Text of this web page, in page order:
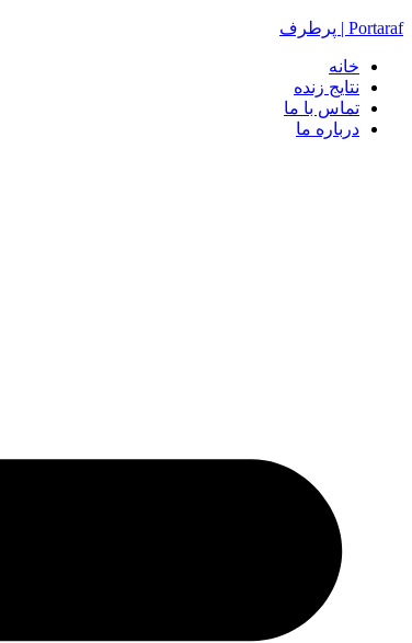
Portaraf | پرطرف
خانه
نتایج زنده
تماس با ما
درباره ما